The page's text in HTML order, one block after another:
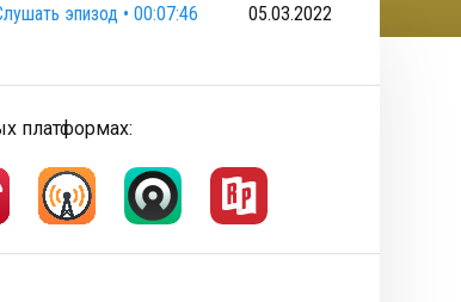
эпизод • 00:07:46 05.03.2022
платформах: